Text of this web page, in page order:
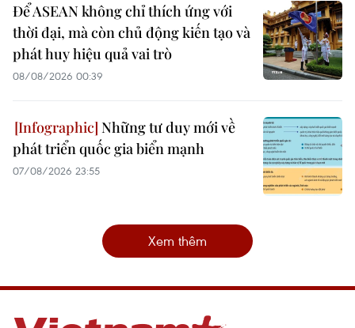
Để ASEAN không chỉ thích ứng với
thời đại, mà còn chủ động kiến tạo và
phát huy hiệu quả vai trò
08/08/2026 00:39
Những tư duy mới về
phát triển quốc gia biển mạnh
07/08/2026 23:55
Xem thêm